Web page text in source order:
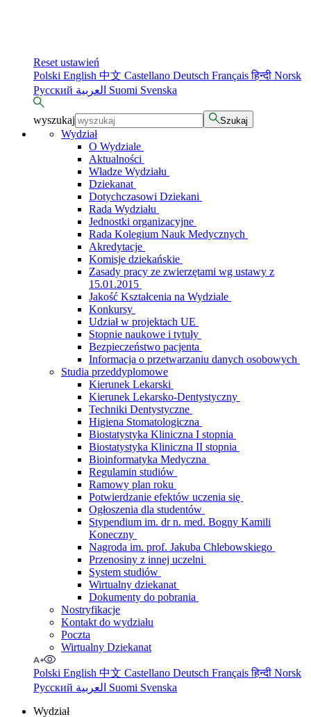
Reset ustawień
Polski English 中文 Castellano Deutsch Françaisहिन्दी Norsk
Русский
Suomi Svenska
wyszukaj Szukaj
Wydział
O Wydziale
Aktualności
Władze Wydziału
Dziekanat
Dotychczasowi Dziekani
Rada Wydziału
Jednostki organizacyjne
Rada Kolegium Nauk Medycznych
Akredytacje
Komisje dziekańskie
Zasady pracy ze zwierzętami wg ustawy z
15.01.2015
Jakość Kształcenia na Wydziale
Konkursy
Udział w projektach UE
Stopnie naukowe i tytuły
Bezpieczeństwo pacjenta
Informacja o przetwarzaniu danych osobowych
Studia przeddyplomowe
Kierunek Lekarski
Kierunek Lekarsko-Dentystyczny
Techniki Dentystyczne
Higiena Stomatologiczna
Biostatystyka Kliniczna I stopnia
Biostatystyka Kliniczna II stopnia
Bioinformatyka Medyczna
Regulamin studiów
Ramowy plan roku
Potwierdzanie efektów uczenia się
Ogłoszenia dla studentów
Stypendium im. dr n. med. Bogny Kamili
Koneczny
Nagroda im. prof. Jakuba Chlebowskiego
Przenosiny z innej uczelni
System studiów
Wirtualny dziekanat
Dokumenty do pobrania
Nostryfikacje
Kontakt do wydziału
Poczta
Wirtualny Dziekanat
Polski English 中文 Castellano Deutsch Françaisहिन्दी Norsk
Русский
Suomi Svenska
Wydział